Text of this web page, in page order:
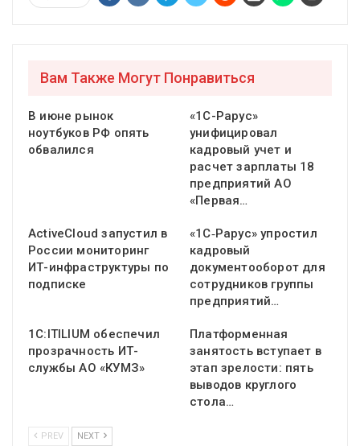
Вам Также Могут Понравиться
В июне рынок
ноутбуков РФ опять
обвалился
«1С-Рарус»
унифицировал
кадровый учет и
расчет зарплаты 18
предприятий АО
«Первая…
ActiveCloud запустил в
России мониторинг
ИТ-инфраструктуры по
подписке
«1С‑Рарус» упростил
кадровый
документооборот для
сотрудников группы
предприятий…
1С:ITILIUM обеспечил
прозрачность ИТ-
службы АО «КУМЗ»
Платформенная
занятость вступает в
этап зрелости: пять
выводов круглого
стола…
PREV NEXT